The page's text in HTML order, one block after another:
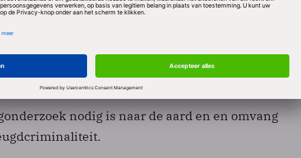
voor fraude of bedreigingen
hebben bijvoorbeeld wel vaker vrienden die
ook vaker een niet-Nederlandse
nodig is naar de aard en en omvang